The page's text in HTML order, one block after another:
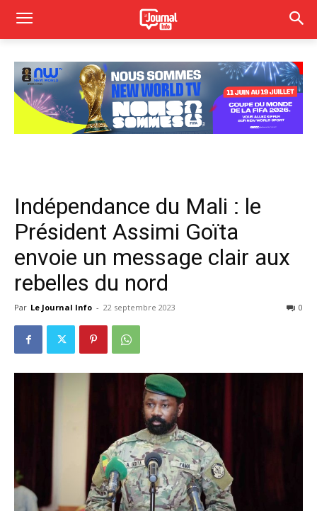
Indépendance du Mali : le
Président Assimi Goïta
envoie un message clair aux
rebelles du nord
Par Le Journal Info - 22 septembre 2023 0